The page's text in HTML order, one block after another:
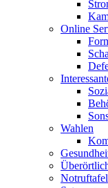
Online
Wahlen
Notruftafel